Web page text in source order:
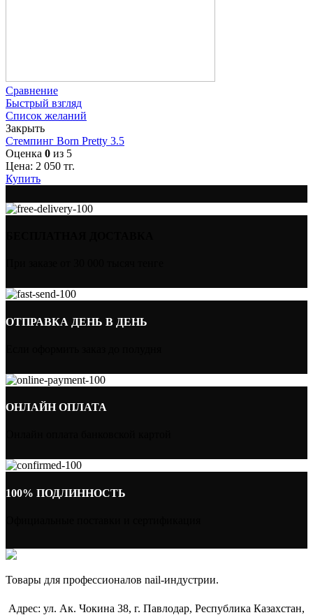
Сравнение
Быстрый взгляд
Список желаний
Закрыть
Стемпинг Born Pretty 3.5
Оценка 0 из 5
Цена: 2 050 тг.
Купить
ОТПРАВКА ДЕНЬ В ДЕНЬ
ОНЛАЙН ОПЛАТА
100% ПОДЛИННОСТЬ
Товары для профессионалов nail-индустрии.
Адрес: ул. Ак. Чокина 38, г. Павлодар, Республика Казахстан,